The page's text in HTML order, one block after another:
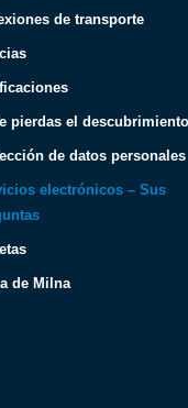
de transporte
pierdas el descubrimiento
de datos personales
electrónicos – Sus
de Milna